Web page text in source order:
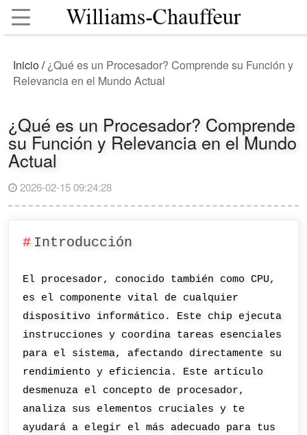
Inicio/¿Qué es un Procesador? Comprende su Función y
Relevancia en el Mundo Actual
¿Qué es un Procesador? Comprende
su Función y Relevancia en el Mundo
Actual
2026-02-15 09:24:28
Introducción
El procesador, conocido también como CPU,
es el componente vital de cualquier
dispositivo informático. Este chip ejecuta
instrucciones y coordina tareas esenciales
para el sistema, afectando directamente su
rendimiento y eficiencia. Este artículo
desmenuza el concepto de procesador,
analiza sus elementos cruciales y te
ayudará a elegir el más adecuado para tus